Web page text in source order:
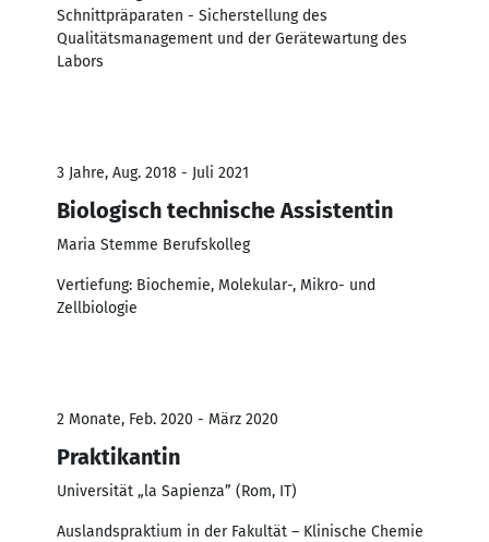
Schnittpräparaten - Sicherstellung des
Qualitätsmanagement und der Gerätewartung des
Labors
3 Jahre, Aug. 2018 - Juli 2021
Biologisch technische Assistentin
Maria Stemme Berufskolleg
Vertiefung: Biochemie, Molekular-, Mikro- und
Zellbiologie
2 Monate, Feb. 2020 - März 2020
Praktikantin
Universität „la Sapienza” (Rom, IT)
Auslandspraktium in der Fakultät – Klinische Chemie